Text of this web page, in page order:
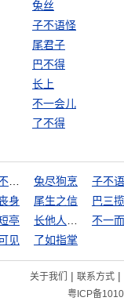
兔丝
子不语怪
尾君子
巴不得
长上
不一会儿
了不得
兔尽狗烹
子不
身 尾生之信
巴三
亭
不一
见 了如指掌
关于我们 | 联系方式|
粤ICP备